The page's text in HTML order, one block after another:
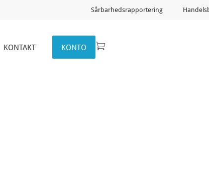
Sårbarhedsrapportering
KONTAKT KONTO